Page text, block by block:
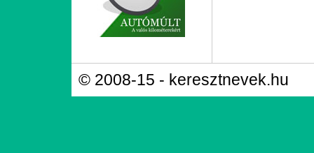
© 2008-15 - keresztnevek.hu